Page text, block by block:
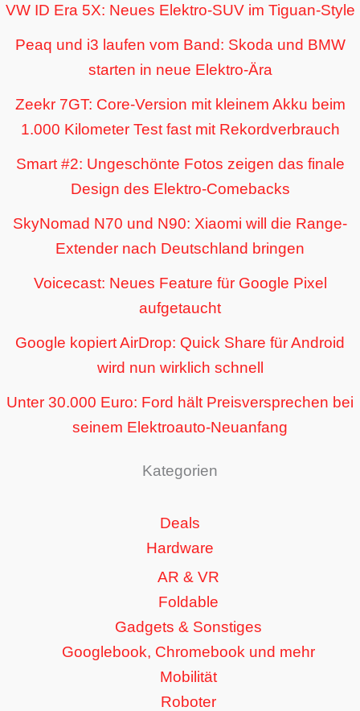
VW ID Era 5X: Neues Elektro-SUV im Tiguan-Style
Peaq und i3 laufen vom Band: Skoda und BMW
starten in neue Elektro-Ära
Zeekr 7GT: Core-Version mit kleinem Akku beim
1.000 Kilometer Test fast mit Rekordverbrauch
Smart #2: Ungeschönte Fotos zeigen das finale
Design des Elektro-Comebacks
SkyNomad N70 und N90: Xiaomi will die Range-
Extender nach Deutschland bringen
Voicecast: Neues Feature für Google Pixel
aufgetaucht
Google kopiert AirDrop: Quick Share für Android
wird nun wirklich schnell
Unter 30.000 Euro: Ford hält Preisversprechen bei
seinem Elektroauto-Neuanfang
Kategorien
Deals
Hardware
AR & VR
Foldable
Gadgets & Sonstiges
Googlebook, Chromebook und mehr
Mobilität
Roboter